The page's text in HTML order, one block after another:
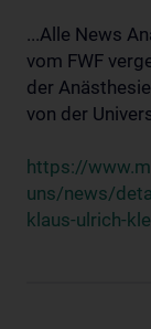
...Alle News
vom FWF
der
von der
https://
uns/news/
klaus-ulrich-